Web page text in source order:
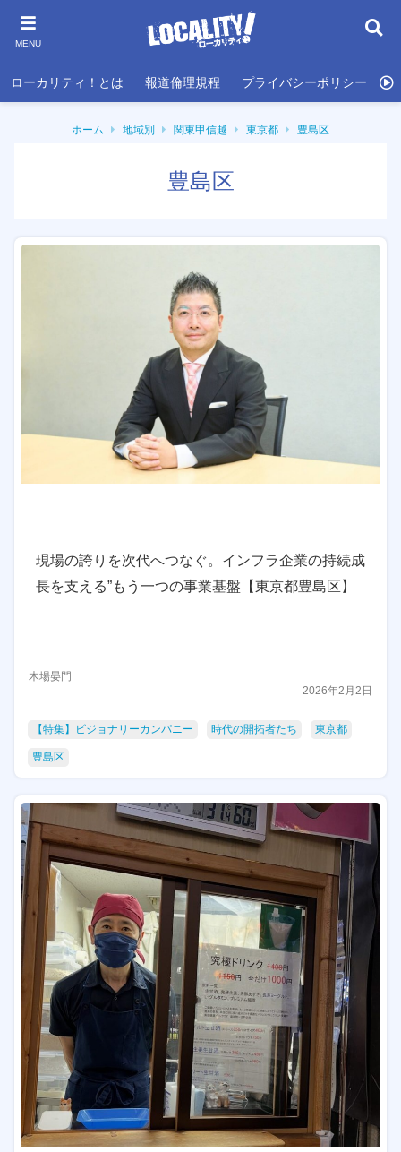
MENU
ローカリティ！とは 報道倫理規程 プライバシーポリシー
ホーム 地域別 関東甲信越 東京都 豊島区
豊島区
現場の誇りを次代へつなぐ。インフラ企業の持続成
長を支える”もう一つの事業基盤【東京都豊島区】
木場晏門
2026年2月2日
【特集】ビジョナリーカンパニー 時代の開拓者たち 東京都
豊島区